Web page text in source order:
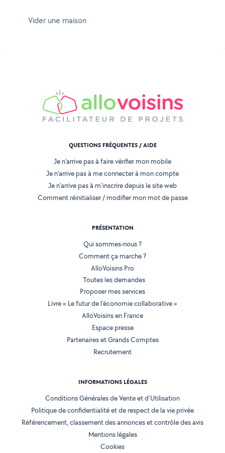
Vider une maison
QUESTIONS FRÉQUENTES / AIDE
Je n'arrive pas à faire vérifier mon mobile
Je n'arrive pas à me connecter à mon compte
Je n'arrive pas à m'inscrire depuis le site web
Comment réinitialiser / modifier mon mot de passe
PRÉSENTATION
Qui sommes-nous ?
Comment ça marche ?
AlloVoisins Pro
Toutes les demandes
Proposer mes services
Livre « Le futur de l'économie collaborative »
AlloVoisins en France
Espace presse
Partenaires et Grands Comptes
Recrutement
INFORMATIONS LÉGALES
Conditions Générales de Vente et d'Utilisation
Politique de confidentialité et de respect de la vie privée
Référencement, classement des annonces et contrôle des avis
Mentions légales
Cookies